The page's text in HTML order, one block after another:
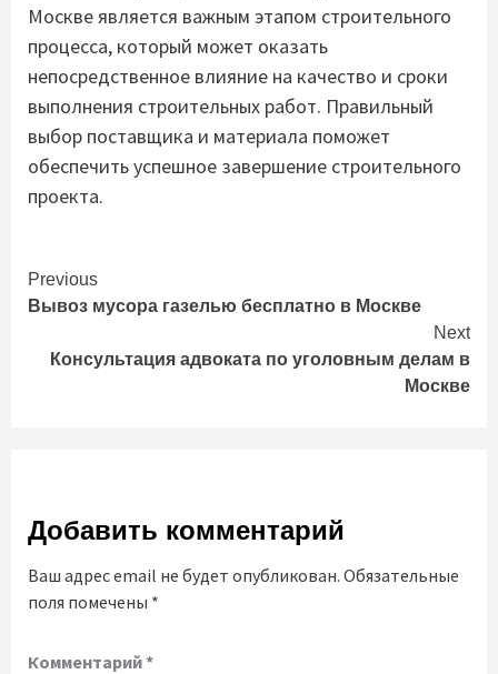
Москве является важным этапом строительного
процесса, который может оказать
непосредственное влияние на качество и сроки
выполнения строительных работ. Правильный
выбор поставщика и материала поможет
обеспечить успешное завершение строительного
проекта.
Continue
Reading
Previous
Вывоз мусора газелью бесплатно в Москве
Next
Консультация адвоката по уголовным делам в
Москве
Добавить комментарий
Ваш адрес email не будет опубликован. Обязательные
поля помечены *
Комментарий*